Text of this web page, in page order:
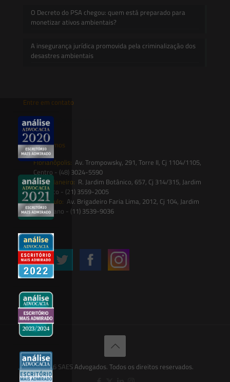
O Decreto do PSA chegou: quem está preparado para
monetizar ativos ambientais?
A insegurança jurídica promovida pela criminalização dos
desastres ambientais
Entre em contato
contato@saesadvogados.com.br
Onde estamos
Florianópolis: Av. Trompowsky, 291, Torre II, Cj 1104/1105,
Centro - (48) 3024-5590
Rio de Janeiro: R. Jardim Botânico, 657, Cj 314/315, Jardim
Botânico - (21) 3559-2005
São Paulo: Av. Brigadeiro Faria Lima, 2012, Cj 104, Jardim
Paulistano - (11) 3539-9036
Siga-nos
© 2026 SAES Advogados. Todos os direitos reservados.